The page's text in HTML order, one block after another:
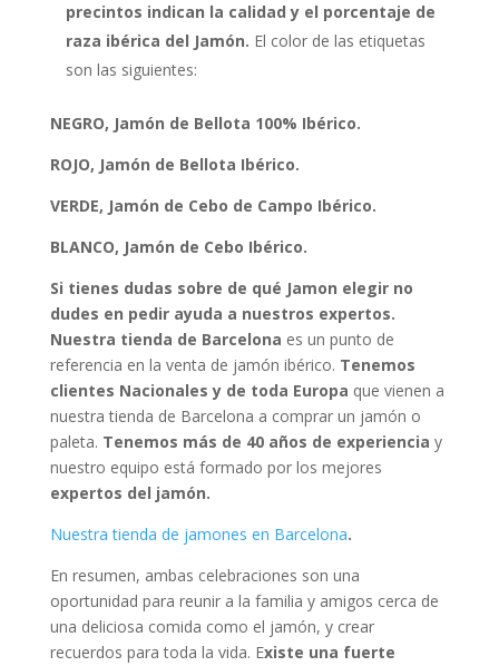
precintos indican la calidad y el porcentaje de
raza ibérica del Jamón. El color de las etiquetas
son las siguientes:
NEGRO, Jamón de Bellota 100% Ibérico.
ROJO, Jamón de Bellota Ibérico.
VERDE, Jamón de Cebo de Campo Ibérico.
BLANCO, Jamón de Cebo Ibérico.
Si tienes dudas sobre de qué Jamon elegir no
dudes en pedir ayuda a nuestros expertos.
Nuestra tienda de Barcelona es un punto de
referencia en la venta de jamón ibérico. Tenemos
clientes Nacionales y de toda Europa que vienen a
nuestra tienda de Barcelona a comprar un jamón o
paleta. Tenemos más de 40 años de experiencia y
nuestro equipo está formado por los mejores
expertos del jamón.
Nuestra tienda de jamones en Barcelona.
En resumen, ambas celebraciones son una
oportunidad para reunir a la familia y amigos cerca de
una deliciosa comida como el jamón, y crear
recuerdos para toda la vida. Existe una fuerte